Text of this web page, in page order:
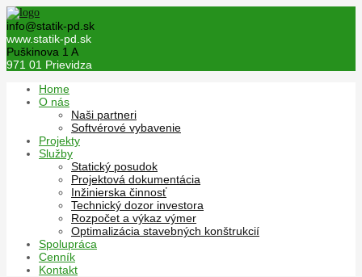
info@statik-pd.sk
www.statik-pd.sk
Puškinova 1 A
971 01 Prievidza
Home
O nás
Naši partneri
Softvérové vybavenie
Projekty
Služby
Statický posudok
Projektová dokumentácia
Inžinierska činnosť
Technický dozor investora
Rozpočet a výkaz výmer
Optimalizácia stavebných konštrukcií
Spolupráca
Cenník
Kontakt